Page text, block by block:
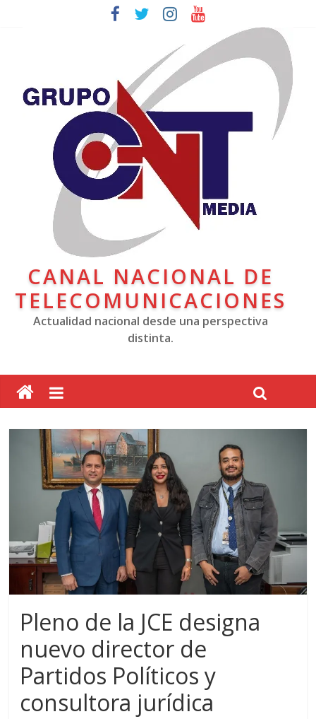
CANAL NACIONAL DE
TELECOMUNICACIONES
Actualidad nacional desde una perspectiva
distinta.
Pleno de la JCE designa
nuevo director de
Partidos Políticos y
consultora jurídica